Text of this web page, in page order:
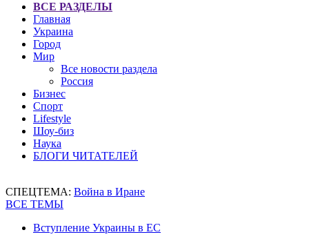
ВСЕ РАЗДЕЛЫ
Главная
Украина
Город
Мир
Все новости раздела
Россия
Бизнес
Спорт
Lifestyle
Шоу-биз
Наука
БЛОГИ ЧИТАТЕЛЕЙ
СПЕЦТЕМА: Война в Иране
ВСЕ ТЕМЫ
Вступление Украины в ЕС